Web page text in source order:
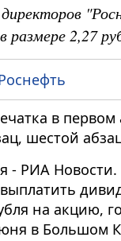
размере 2,27
в
шестой
- РИА Новости.
на акцию,
в Большом